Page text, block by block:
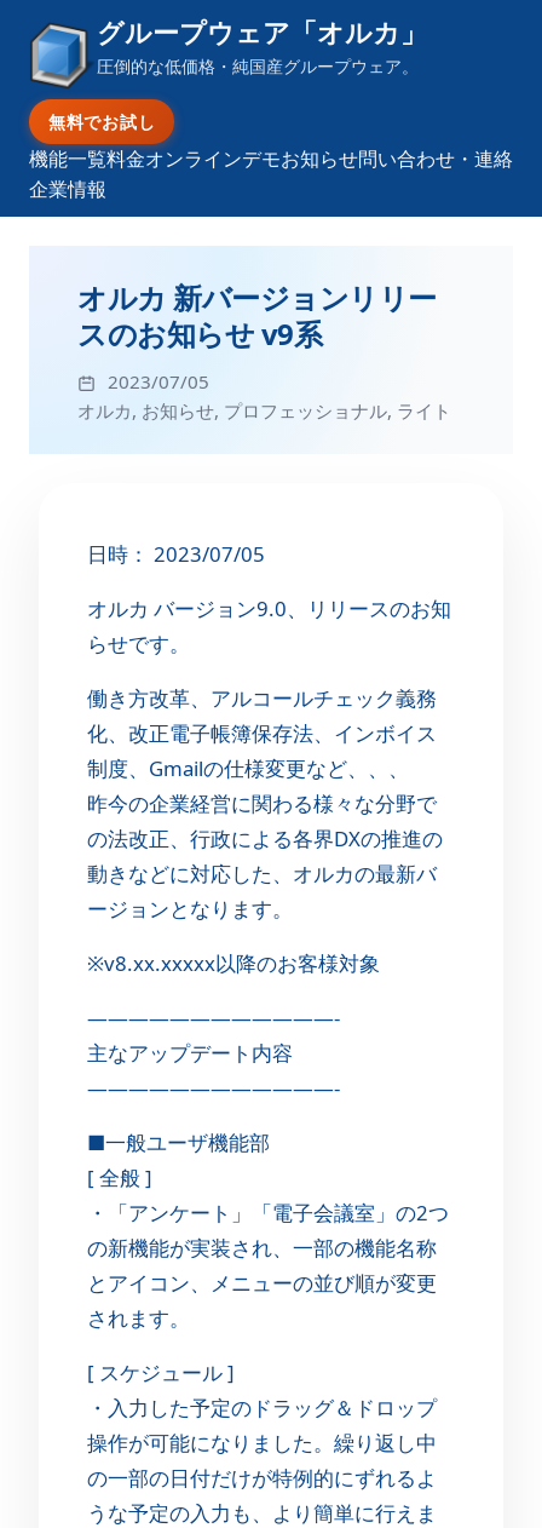
グループウェア「オルカ」
圧倒的な低価格・純国産グループウェア。
無料でお試し
機能一覧料金オンラインデモお知らせ問い合わせ・連絡
企業情報
オルカ 新バージョンリリー
スのお知らせ v9系
2023/07/05
オルカ, お知らせ, プロフェッショナル, ライト
日時： 2023/07/05
オルカ バージョン9.0、リリースのお知
らせです。
働き方改革、アルコールチェック義務
化、改正電子帳簿保存法、インボイス
制度、Gmailの仕様変更など、、、
昨今の企業経営に関わる様々な分野で
の法改正、行政による各界DXの推進の
動きなどに対応した、オルカの最新バ
ージョンとなります。
※v8.xx.xxxxx以降のお客様対象
————————————-
主なアップデート内容
————————————-
■一般ユーザ機能部
[ 全般 ]
・「アンケート」「電子会議室」の2つ
の新機能が実装され、一部の機能名称
とアイコン、メニューの並び順が変更
されます。
[ スケジュール ]
・入力した予定のドラッグ＆ドロップ
操作が可能になりました。繰り返し中
の一部の日付だけが特例的にずれるよ
うな予定の入力も、より簡単に行えま